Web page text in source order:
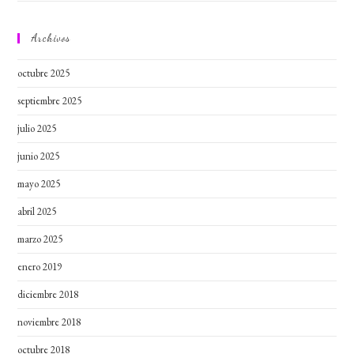
Archivos
octubre 2025
septiembre 2025
julio 2025
junio 2025
mayo 2025
abril 2025
marzo 2025
enero 2019
diciembre 2018
noviembre 2018
octubre 2018